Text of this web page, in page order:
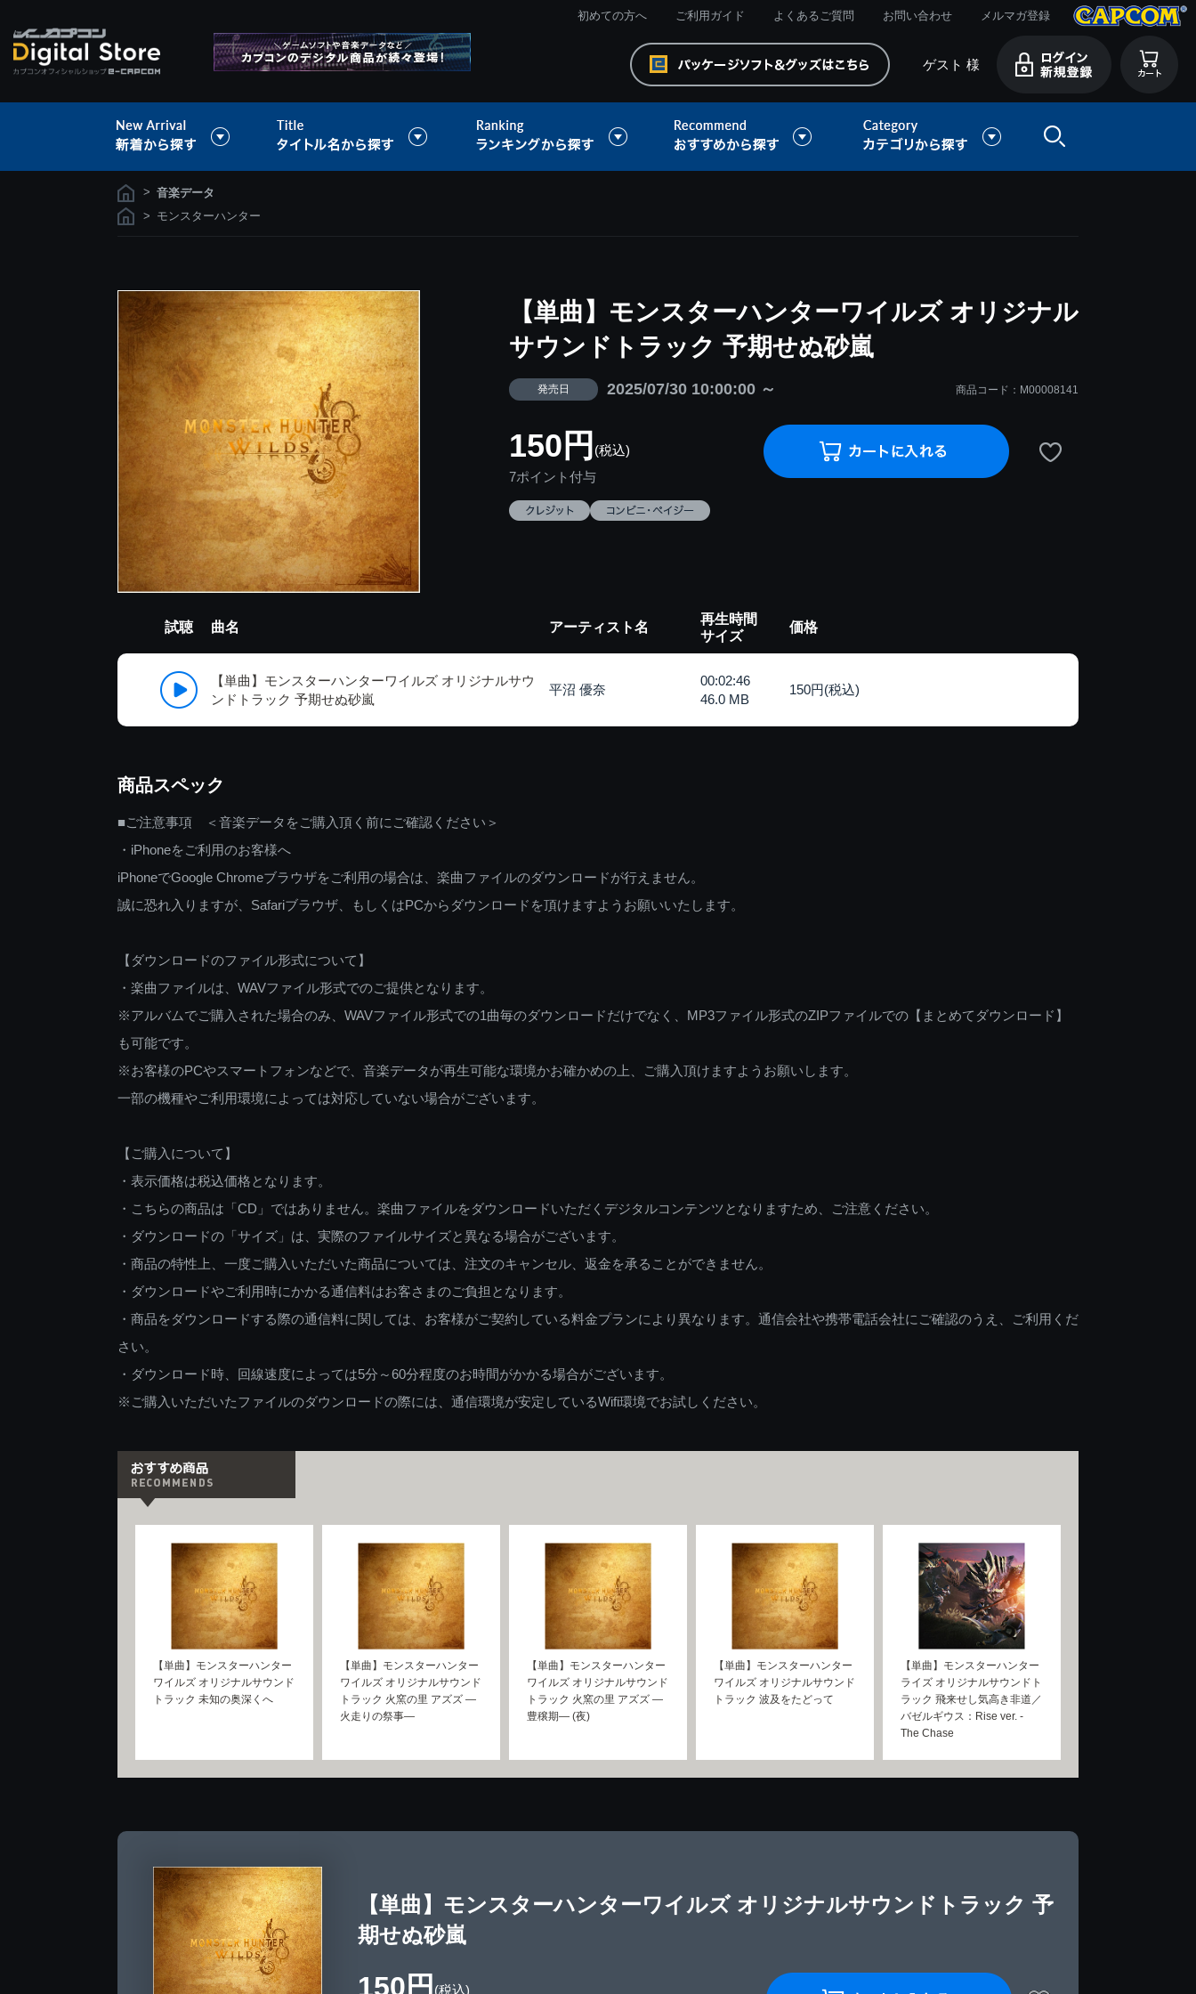
初めての方へ ご利用ガイド よくあるご質問 お問い合わせ メルマガ登録
ゲスト 様
> 音楽データ
> モンスターハンター
【単曲】モンスターハンターワイルズ オリジナル
サウンドトラック 予期せぬ砂嵐
発売日 2025/07/30 10:00:00 ～ 商品コード：M00008141
150円 (税込)
7ポイント付与
試聴 曲名 アーティスト名
再生時間
サイズ
価格
【単曲】モンスターハンターワイルズ オリジナルサウ
ンドトラック 予期せぬ砂嵐
平沼 優奈
00:02:46
46.0 MB
150円(税込)
商品スペック
■ご注意事項 ＜音楽データをご購入頂く前にご確認ください＞
・iPhoneをご利用のお客様へ
iPhoneでGoogle Chromeブラウザをご利用の場合は、楽曲ファイルのダウンロードが行えません。
誠に恐れ入りますが、Safariブラウザ、もしくはPCからダウンロードを頂けますようお願いいたします。
【ダウンロードのファイル形式について】
・楽曲ファイルは、WAVファイル形式でのご提供となります。
※アルバムでご購入された場合のみ、WAVファイル形式での1曲毎のダウンロードだけでなく、MP3ファイル形式のZIPファイルでの【まとめてダウンロード】
も可能です。
※お客様のPCやスマートフォンなどで、音楽データが再生可能な環境かお確かめの上、ご購入頂けますようお願いします。
一部の機種やご利用環境によっては対応していない場合がございます。
【ご購入について】
・表示価格は税込価格となります。
・こちらの商品は「CD」ではありません。楽曲ファイルをダウンロードいただくデジタルコンテンツとなりますため、ご注意ください。
・ダウンロードの「サイズ」は、実際のファイルサイズと異なる場合がございます。
・商品の特性上、一度ご購入いただいた商品については、注文のキャンセル、返金を承ることができません。
・ダウンロードやご利用時にかかる通信料はお客さまのご負担となります。
・商品をダウンロードする際の通信料に関しては、お客様がご契約している料金プランにより異なります。通信会社や携帯電話会社にご確認のうえ、ご利用くだ
さい。
・ダウンロード時、回線速度によっては5分～60分程度のお時間がかかる場合がございます。
※ご購入いただいたファイルのダウンロードの際には、通信環境が安定しているWifi環境でお試しください。
【単曲】モンスターハンター
ワイルズ オリジナルサウンド
トラック 未知の奥深くへ
【単曲】モンスターハンター
ワイルズ オリジナルサウンド
トラック 火窯の里 アズズ ―
火走りの祭事―
【単曲】モンスターハンター
ワイルズ オリジナルサウンド
トラック 火窯の里 アズズ ―
豊穣期― (夜)
【単曲】モンスターハンター
ワイルズ オリジナルサウンド
トラック 波及をたどって
【単曲】モンスターハンター
ライズ オリジナルサウンドト
ラック 飛来せし気高き非道／
バゼルギウス：Rise ver. -
The Chase
【単曲】モンスターハンターワイルズ オリジナルサウンドトラック 予
期せぬ砂嵐
150円 (税込)